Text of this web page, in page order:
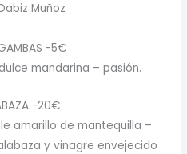
Muñoz
-5€
mandarina – pasión.
-20€
amarillo de mantequilla –
y vinagre envejecido